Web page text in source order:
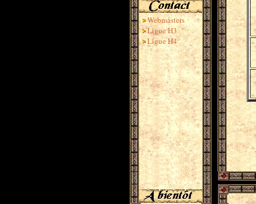
Webmasters
Ligue H3
Ligue H4